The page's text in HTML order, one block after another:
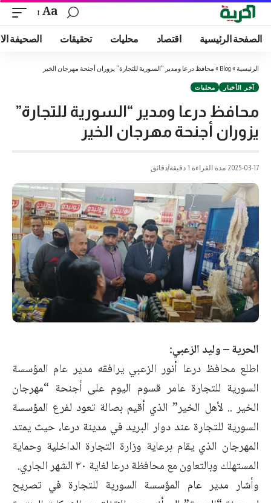
Aa
الصفحة الرئيسية اقتصاد محليات تحقيقات الصحيفة
الرئيسية »
Blog
» محافظ درعا ومدير “السورية للتجارة” يزوران أجنحة مهرجان الخير
آخر الأخبار محليات
محافظ درعا ومدير “السورية للتجارة”
يزوران أجنحة مهرجان الخير
2025-03-17 مدة القراءة 1 دقيقة/دقائق
الحرية – وليد الزعبي:
اطلع محافظ درعا أنور الزعبي يرافقه مدير عام المؤسسة
السورية للتجارة عامر قسوم اليوم على أجنحة “مهرجان
الخير .. لأهل الخير” الذي أقيم بصالة تعود لفرع المؤسسة
السورية للتجارة عند دوار البريد في مدينة درعا، حيث يمتد
المهرجان الذي يقام برعاية وزارة التجارة الداخلية وحماية
المستهلك وبالتعاون مع محافظة درعا لغاية ٣٠ الشهر الجاري.
وأشار مدير عام المؤسسة السورية للتجارة في تصريح